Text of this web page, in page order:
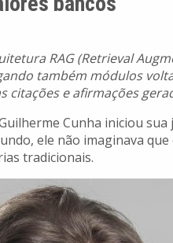
RAG (Retrieval
também módulos
citações e afirmações
Cunha iniciou
ele não imaginava
tradicionais.